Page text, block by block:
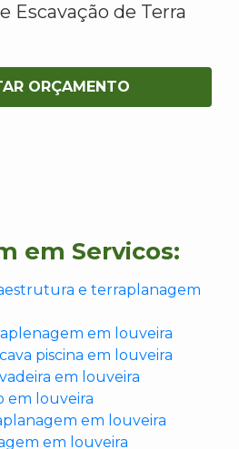
Escavação de Terra
ORÇAMENTO
em Servicos:
e terraplanagem
em louveira
piscina em louveira
em louveira
em louveira
em louveira
em louveira